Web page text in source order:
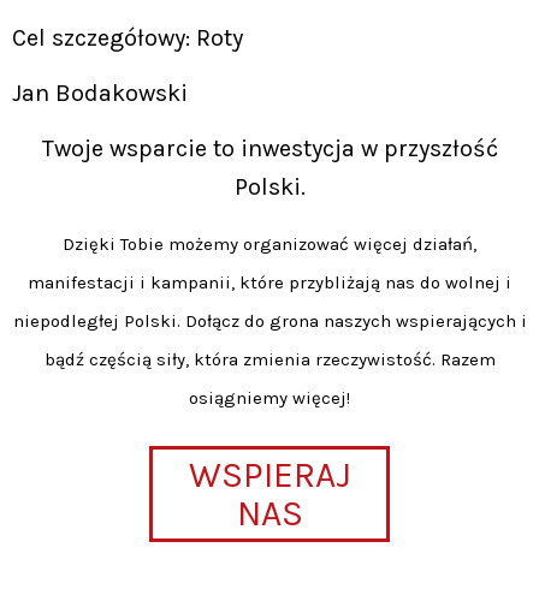
Cel szczegółowy: Roty
Jan Bodakowski
Twoje wsparcie to inwestycja w przyszłość
Polski.
Dzięki Tobie możemy organizować więcej działań,
manifestacji i kampanii, które przybliżają nas do wolnej i
niepodległej Polski. Dołącz do grona naszych wspierających i
bądź częścią siły, która zmienia rzeczywistość. Razem
osiągniemy więcej!
WSPIERAJ
NAS